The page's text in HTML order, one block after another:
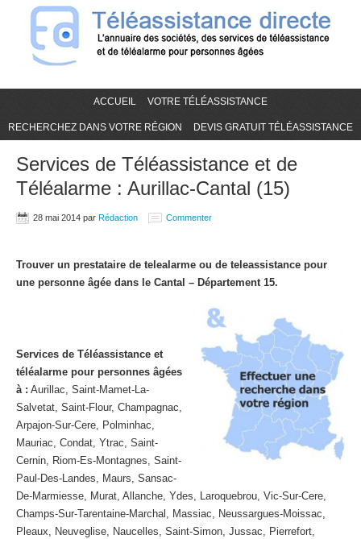
ACCUEIL VOTRE TÉLÉASSISTANCE
RECHERCHEZ DANS VOTRE RÉGION DEVIS GRATUIT TÉLÉASSISTANCE
Services de Téléassistance et de
Téléalarme : Aurillac-Cantal (15)
28 mai 2014 par Rédaction Commenter
Trouver un prestataire de telealarme ou de teleassistance pour
une personne âgée dans le Cantal – Département 15.
Services de Téléassistance et
téléalarme pour personnes âgées
à : Aurillac, Saint-Mamet-La-
Salvetat, Saint-Flour, Champagnac,
Arpajon-Sur-Cere, Polminhac,
Mauriac, Condat, Ytrac, Saint-
Cernin, Riom-Es-Montagnes, Saint-
Paul-Des-Landes, Maurs, Sansac-
De-Marmiesse, Murat, Allanche, Ydes, Laroquebrou, Vic-Sur-Cere,
Champs-Sur-Tarentaine-Marchal, Massiac, Neussargues-Moissac,
Pleaux, Neuveglise, Naucelles, Saint-Simon, Jussac, Pierrefort,